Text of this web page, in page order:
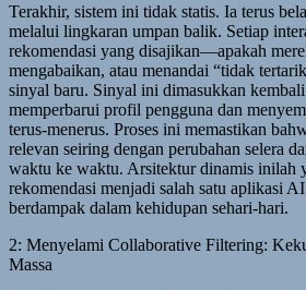
Terakhir, sistem ini tidak statis. Ia terus
melalui lingkaran umpan balik. Setiap
rekomendasi yang disajikan—apakah
mengabaikan, atau menandai “tidak
sinyal baru. Sinyal ini dimasukkan
memperbarui profil pengguna dan
terus-menerus. Proses ini memastikan
relevan seiring dengan perubahan selera
waktu ke waktu. Arsitektur dinamis inilah
rekomendasi menjadi salah satu aplikasi
berdampak dalam kehidupan sehari-hari.
2: Menyelami Collaborative Filtering:
Massa